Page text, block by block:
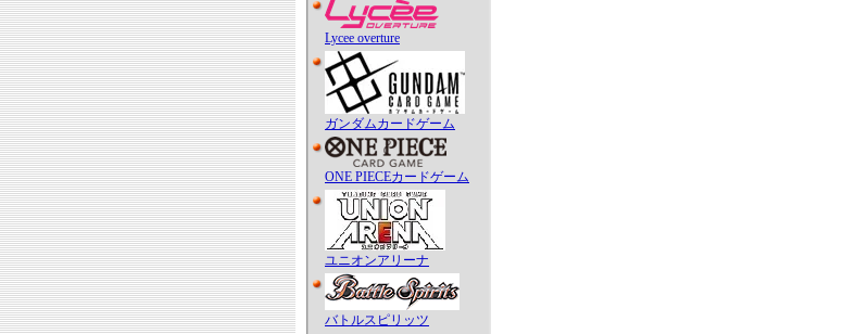
Lycee overture
ガンダムカードゲーム
ONE PIECEカードゲーム
ユニオンアリーナ
バトルスピリッツ